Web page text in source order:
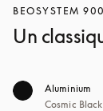
BEOSYSTEM
Un
Aluminium
Cosmic Black